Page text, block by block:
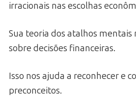
irracionais nas escolhas
Sua teoria dos atalhos
sobre decisões financeiras.
Isso nos ajuda a reconhecer e
preconceitos.